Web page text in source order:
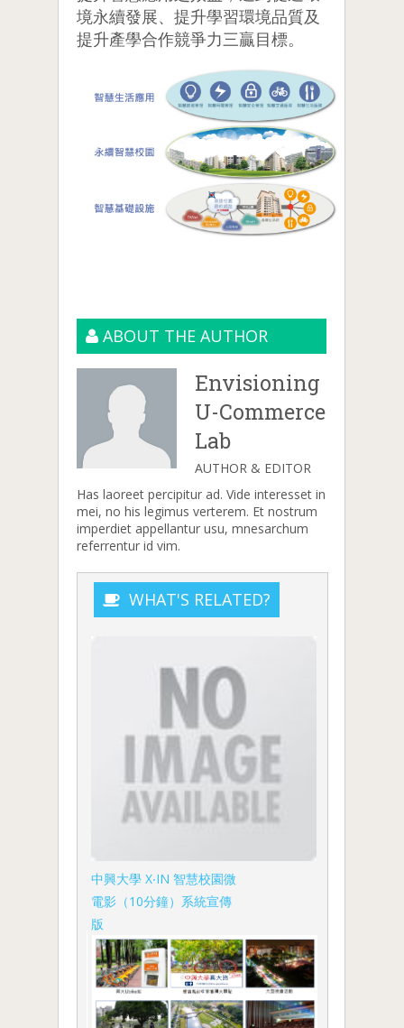
境永續發展、提升學習環境品質及
提升產學合作競爭力三贏目標。
ABOUT THE AUTHOR
Envisioning
U-Commerce
Lab
AUTHOR & EDITOR
Has laoreet percipitur ad. Vide interesset in
mei, no his legimus verterem. Et nostrum
imperdiet appellantur usu, mnesarchum
referrentur id vim.
WHAT'S RELATED?
中興大學 X‧IN 智慧校園微
電影（10分鐘）系統宣傳
版